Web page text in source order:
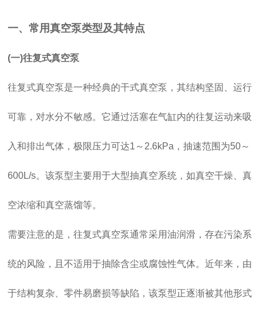
一、常用真空泵类型及其特点
(一)往复式真空泵
往复式真空泵是一种经典的干式真空泵，其结构坚固、运行
可靠，对水分不敏感。它通过活塞在气缸内的往复运动来吸
入和排出气体，极限压力可达1～2.6kPa，抽速范围为50～
600L/s。该泵型主要用于大型抽真空系统，如真空干燥、真
空浓缩和真空蒸馏等。
需要注意的是，往复式真空泵通常采用油润滑，存在污染系
统的风险，且不适用于抽除含尘或腐蚀性气体。近年来，由
于结构复杂、零件易磨损等缺陷，该泵型正逐渐被其他形式